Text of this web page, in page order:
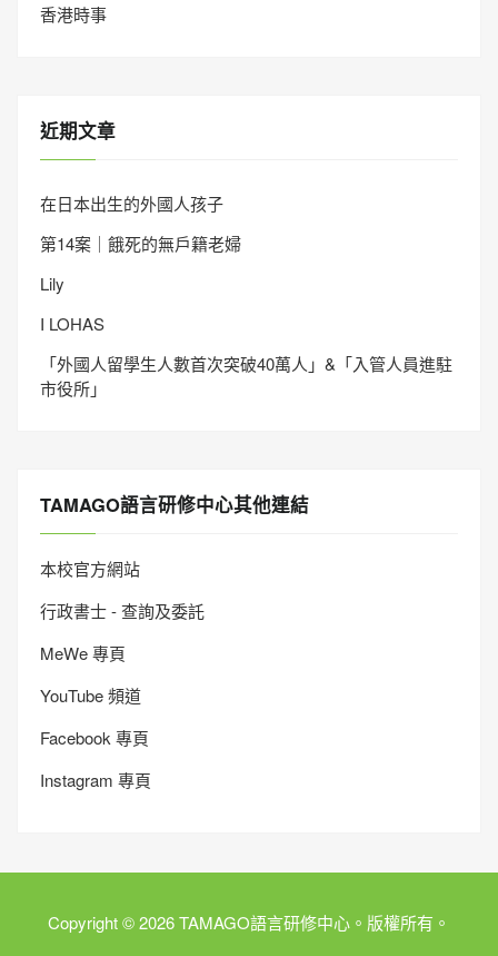
香港時事
近期文章
在日本出生的外國人孩子
第14案｜餓死的無戶籍老婦
Lily
I LOHAS
「外國人留學生人數首次突破40萬人」&「入管人員進駐
市役所」
TAMAGO語言研修中心其他連結
本校官方網站
行政書士 - 查詢及委託
MeWe 專頁
YouTube 頻道
Facebook 專頁
Instagram 專頁
Copyright © 2026 TAMAGO語言研修中心。版權所有。